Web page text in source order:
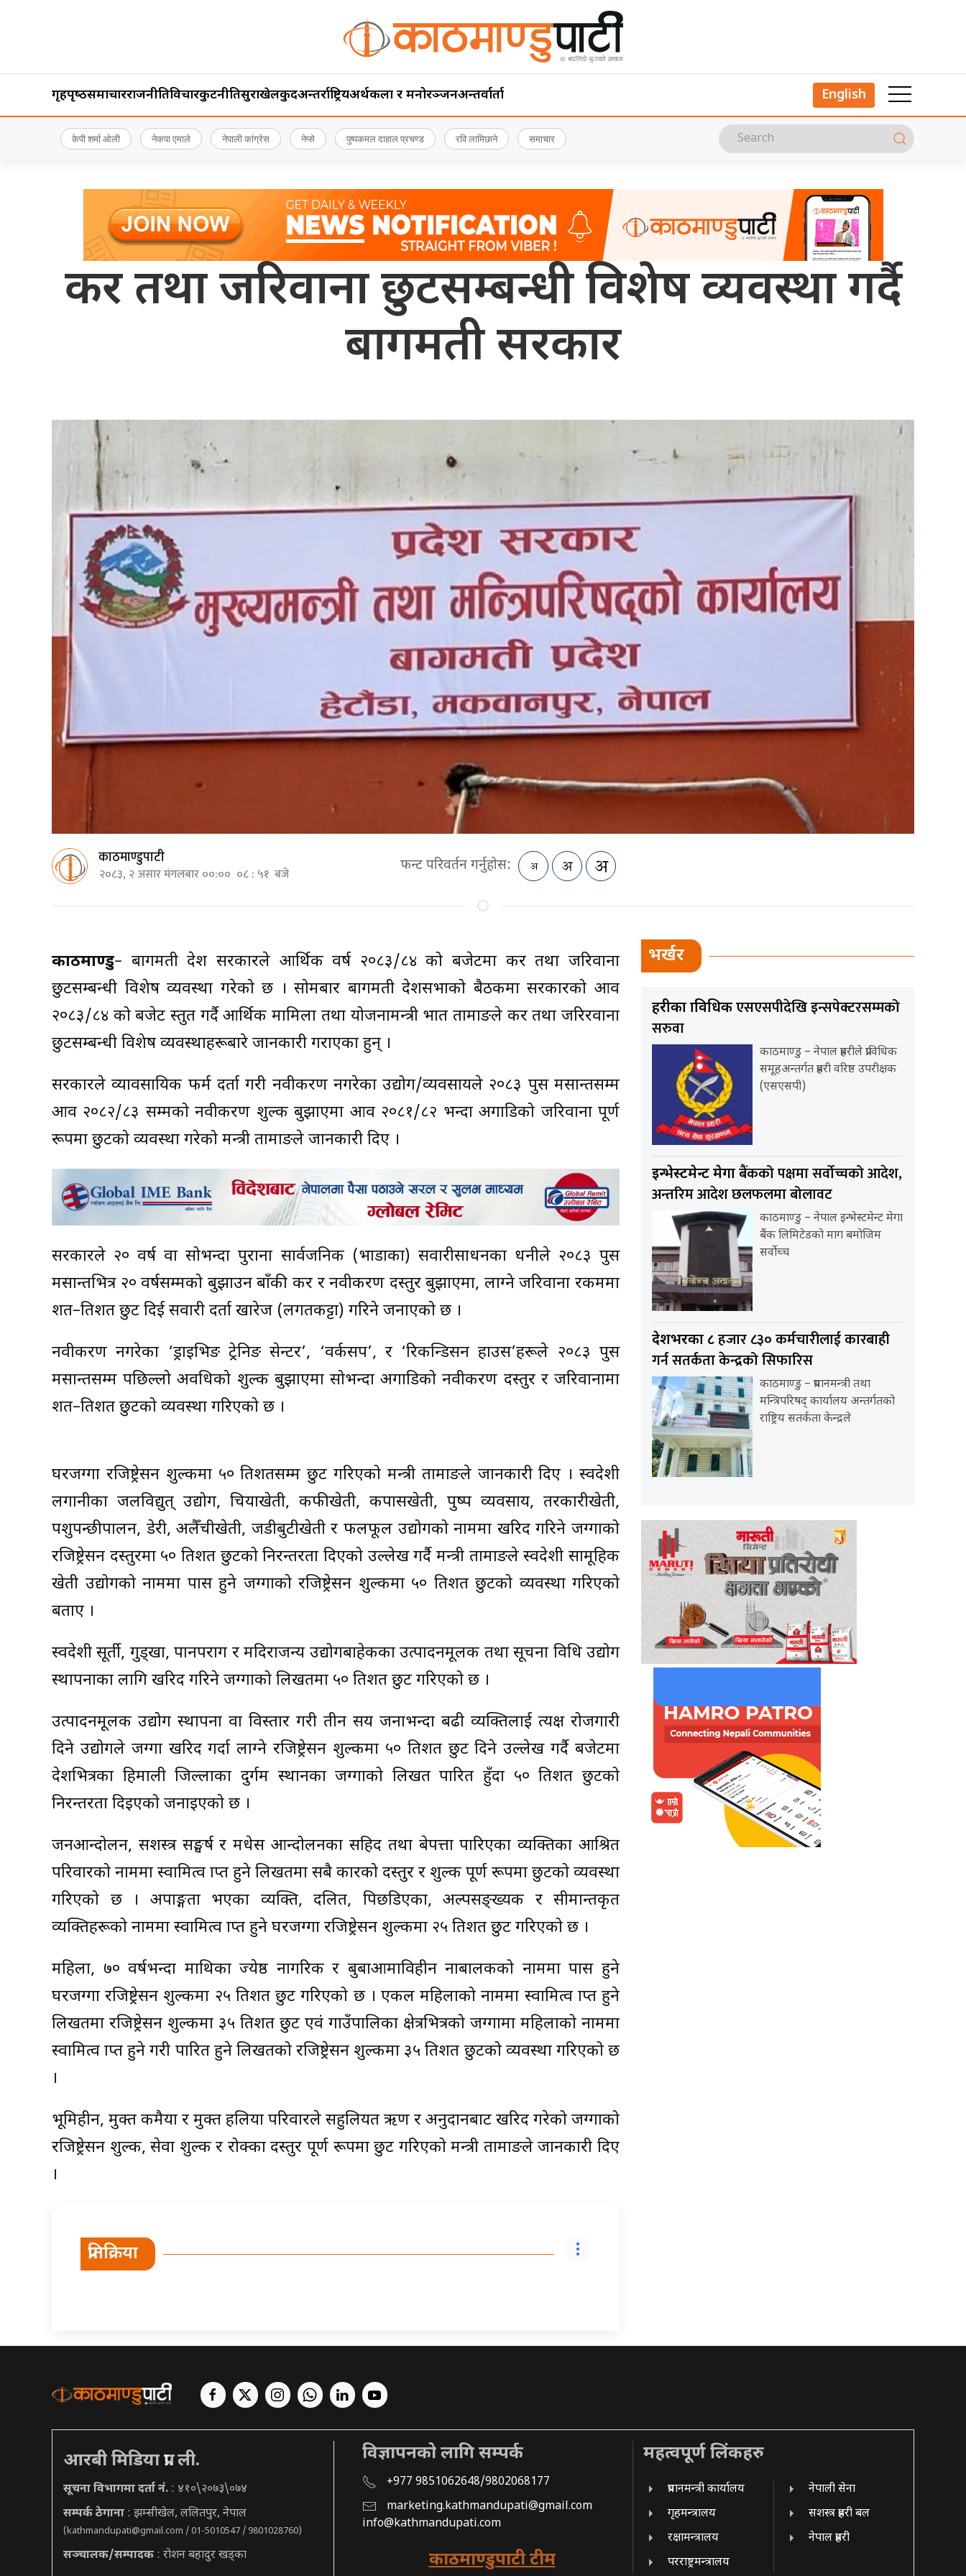
गृहपृष्‍ठसमाचारराजनीतिविचारकुटनीतिसुरक्षाखेलकुदअन्तर्राष्ट्रियअर्थकला र मनोरञ्जनअन्तर्वार्ता English
केपी शर्मा ओली नेकपा एमाले नेपाली कांग्रेस नेप्से पुष्पकमल दाहाल प्रचण्ड रवि लामिछाने समाचार
कर तथा जरिवाना छुटसम्बन्धी विशेष व्यवस्था गर्दै
बागमती सरकार
काठमाण्डुपाटी
२०८३, २ असार मंगलबार ००:०० ०८ : ५१ बजे फन्ट परिवर्तन गर्नुहोस:
काठमाण्डु– बागमती प्रदेश सरकारले आर्थिक वर्ष २०८३/८४ को बजेटमा कर तथा जरिवाना
छुटसम्बन्धी विशेष व्यवस्था गरेको छ । सोमबार बागमती प्रदेशसभाको बैठकमा सरकारको आव
२०८३/८४ को बजेट प्रस्तुत गर्दै आर्थिक मामिला तथा योजनामन्त्री प्रभात तामाङले कर तथा जरिरवाना
छुटसम्बन्धी विशेष व्यवस्थाहरूबारे जानकारी गराएका हुन् ।
सरकारले व्यावसायिक फर्म दर्ता गरी नवीकरण नगरेका उद्योग/व्यवसायले २०८३ पुस मसान्तसम्म
आव २०८२/८३ सम्मको नवीकरण शुल्क बुझाएमा आव २०८१/८२ भन्दा अगाडिको जरिवाना पूर्ण
रूपमा छुटको व्यवस्था गरेको मन्त्री तामाङले जानकारी दिए ।
सरकारले २० वर्ष वा सोभन्दा पुराना सार्वजनिक (भाडाका) सवारीसाधनका धनीले २०८३ पुस
मसान्तभित्र २० वर्षसम्मको बुझाउन बाँकी कर र नवीकरण दस्तुर बुझाएमा, लाग्ने जरिवाना रकममा
शत–प्रतिशत छुट दिई सवारी दर्ता खारेज (लगतकट्टा) गरिने जनाएको छ ।
नवीकरण नगरेका ‘ड्राइभिङ ट्रेनिङ सेन्टर’, ‘वर्कसप’, र ‘रिकन्डिसन हाउस’हरूले २०८३ पुस
मसान्तसम्म पछिल्लो अवधिको शुल्क बुझाएमा सोभन्दा अगाडिको नवीकरण दस्तुर र जरिवानामा
शत–प्रतिशत छुटको व्यवस्था गरिएको छ ।
घरजग्गा रजिष्ट्रेसन शुल्कमा ५० प्रतिशतसम्म छुट गरिएको मन्त्री तामाङले जानकारी दिए । स्वदेशी
लगानीका जलविद्युत् उद्योग, चियाखेती, कफीखेती, कपासखेती, पुष्प व्यवसाय, तरकारीखेती,
पशुपन्छीपालन, डेरी, अलैँचीखेती, जडीबुटीखेती र फलफूल उद्योगको नाममा खरिद गरिने जग्गाको
रजिष्ट्रेसन दस्तुरमा ५० प्रतिशत छुटको निरन्तरता दिएको उल्लेख गर्दै मन्त्री तामाङले स्वदेशी सामूहिक
खेती उद्योगको नाममा पास हुने जग्गाको रजिष्ट्रेसन शुल्कमा ५० प्रतिशत छुटको व्यवस्था गरिएको
बताए ।
स्वदेशी सूर्ती, गुड्खा, पानपराग र मदिराजन्य उद्योगबाहेकका उत्पादनमूलक तथा सूचना प्रविधि उद्योग
स्थापनाका लागि खरिद गरिने जग्गाको लिखतमा ५० प्रतिशत छुट गरिएको छ ।
उत्पादनमूलक उद्योग स्थापना वा विस्तार गरी तीन सय जनाभन्दा बढी व्यक्तिलाई प्रत्यक्ष रोजगारी
दिने उद्योगले जग्गा खरिद गर्दा लाग्ने रजिष्ट्रेसन शुल्कमा ५० प्रतिशत छुट दिने उल्लेख गर्दै बजेटमा
प्रदेशभित्रका हिमाली जिल्लाका दुर्गम स्थानका जग्गाको लिखत पारित हुँदा ५० प्रतिशत छुटको
निरन्तरता दिइएको जनाइएको छ ।
जनआन्दोलन, सशस्त्र सङ्घर्ष र मधेस आन्दोलनका सहिद तथा बेपत्ता पारिएका व्यक्तिका आश्रित
परिवारको नाममा स्वामित्व प्राप्त हुने लिखतमा सबै प्रकारको दस्तुर र शुल्क पूर्ण रूपमा छुटको व्यवस्था
गरिएको छ । अपाङ्गता भएका व्यक्ति, दलित, पिछडिएका, अल्पसङ्ख्यक र सीमान्तकृत
व्यक्तिहरूको नाममा स्वामित्व प्राप्त हुने घरजग्गा रजिष्ट्रेसन शुल्कमा २५ प्रतिशत छुट गरिएको छ ।
महिला, ७० वर्षभन्दा माथिका ज्येष्ठ नागरिक र बुबाआमाविहीन नाबालकको नाममा पास हुने
घरजग्गा रजिष्ट्रेसन शुल्कमा २५ प्रतिशत छुट गरिएको छ । एकल महिलाको नाममा स्वामित्व प्राप्त हुने
लिखतमा रजिष्ट्रेसन शुल्कमा ३५ प्रतिशत छुट एवं गाउँपालिका क्षेत्रभित्रको जग्गामा महिलाको नाममा
स्वामित्व प्राप्त हुने गरी पारित हुने लिखतको रजिष्ट्रेसन शुल्कमा ३५ प्रतिशत छुटको व्यवस्था गरिएको छ
।
भूमिहीन, मुक्त कमैया र मुक्त हलिया परिवारले सहुलियत ऋण र अनुदानबाट खरिद गरेको जग्गाको
रजिष्ट्रेसन शुल्क, सेवा शुल्क र रोक्का दस्तुर पूर्ण रूपमा छुट गरिएको मन्त्री तामाङले जानकारी दिए
।
प्रतिक्रिया
भर्खर
प्रहरीका प्राविधिकएसएसपीदेखि इन्सपेक्टरसम्मको
सरुवा
काठमाण्डु – नेपाल प्रहरीले प्राविधिक
समूहअन्तर्गत प्रहरी वरिष्ठ उपरीक्षक
(एसएसपी)
इन्भेस्टमेन्ट मेगाबैंकको पक्षमा सर्वाेच्चको आदेश,
अन्तरिम आदेश छलफलमा बोलावट
काठमाण्डु – नेपाल इन्भेस्टमेन्ट मेगा
बैंक लिमिटेडको माग बमोजिम
सर्वोच्च
देशभरका ८हजार ८३० कर्मचारीलाई कारबाही
गर्न सतर्कता केन्द्रको सिफारिस
काठमाण्डु – प्रधानमन्त्री तथा
मन्त्रिपरिषद् कार्यालय अन्तर्गतको
राष्ट्रिय सतर्कता केन्द्रले
आरबी मिडिया प्रा. ली.
सूचना विभागमा दर्ता नं. : ४१०\२०७३\०७४
सम्पर्क ठेगाना : झम्सीखेल, ललितपुर, नेपाल
(kathmandupati@gmail.com / 01-5010547 / 9801028760)
सञ्चालक/सम्पादक : रोशन बहादुर खड्का
विज्ञापनको लागि सम्पर्क
+977 9851062648/9802068177
marketing.kathmandupati@gmail.com
info@kathmandupati.com
काठमाण्डुपाटी टीम
महत्वपूर्ण लिंकहरु
प्रधानमन्त्री कार्यालय
गृहमन्त्रालय
रक्षामन्त्रालय
परराष्ट्रमन्त्रालय
नेपाली सेना
सशस्त्र प्रहरी बल
नेपाल प्रहरी